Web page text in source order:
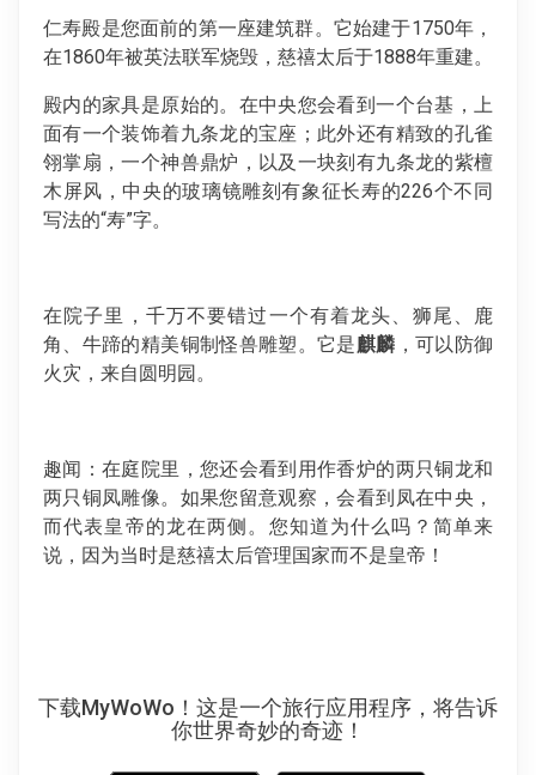
仁寿殿是您面前的第一座建筑群。它始建于1750年，
在1860年被英法联军烧毁，慈禧太后于1888年重建。
殿内的家具是原始的。在中央您会看到一个台基，上
面有一个装饰着九条龙的宝座；此外还有精致的孔雀
翎掌扇，一个神兽鼎炉，以及一块刻有九条龙的紫檀
木屏风，中央的玻璃镜雕刻有象征长寿的226个不同
写法的“寿”字。
在院子里，千万不要错过一个有着龙头、狮尾、鹿
角、牛蹄的精美铜制怪兽雕塑。它是麒麟 ，可以防御
火灾，来自圆明园。
趣闻：在庭院里，您还会看到用作香炉的两只铜龙和
两只铜凤雕像。如果您留意观察，会看到凤在中央，
而代表皇帝的龙在两侧。您知道为什么吗？简单来
说，因为当时是慈禧太后管理国家而不是皇帝！
下载MyWoWo！这是一个旅行应用程序，将告诉
你世界奇妙的奇迹！